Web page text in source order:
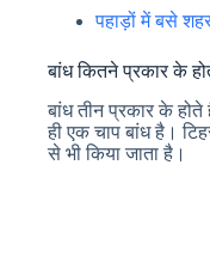
पहाड़ों में बसे
बांध कितने प्रकार के
बांध तीन प्रकार के
ही एक चाप बांध है।
से भी किया जाता है।